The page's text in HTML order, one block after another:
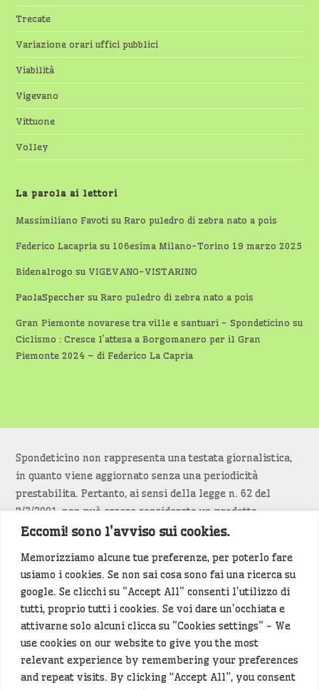
Eccomi! sono l'avviso sui cookies.
Memorizziamo alcune tue preferenze, per poterlo fare
usiamo i cookies. Se non sai cosa sono fai una ricerca su
google. Se clicchi su "Accept All" consenti l'utilizzo di
tutti, proprio tutti i cookies. Se voi dare un'occhiata e
attivarne solo alcuni clicca su "Cookies settings" - We
use cookies on our website to give you the most
relevant experience by remembering your preferences
and repeat visits. By clicking “Accept All”, you consent
Trecate
Variazione orari uffici pubblici
Viabilità
Vigevano
Vittuone
Volley
La parola ai lettori
Massimiliano Favoti suRaro puledro di zebra nato a pois
Federico Lacapria su 106esima Milano-Torino 19 marzo 2025
Bidenalrogo su VIGEVANO-VISTARINO
PaolaSpeccher suRaro puledro di zebra nato a pois
Gran Piemonte novarese tra ville e santuari - Spondeticino su
Ciclismo : Cresce l’attesa a Borgomanero per il Gran
Piemonte 2024 – di Federico La Capria
Spondeticino non rappresenta una testata giornalistica,
in quanto viene aggiornato senza una periodicità
prestabilita. Pertanto, ai sensi della legge n. 62 del
7/3/2001, non può essere considerato un prodotto
editoriale.
Siamo attenti a non violare copyright e diritti
d’immagine. Se un contenuto è di tua proprietà e vuoi
richiederne la rimozionediccelo(<- clicca per inviarci un
messaggio).
Alcuni articoli sono generati in bozza rielaborando, con
l'intelligenza artificiale generativa, contenuti
provenienti da fonti istituzionali e altri siti di interesse